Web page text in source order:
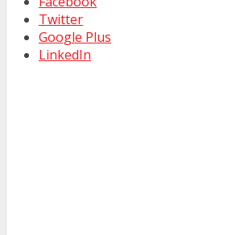
Twitter
Google Plus
LinkedIn